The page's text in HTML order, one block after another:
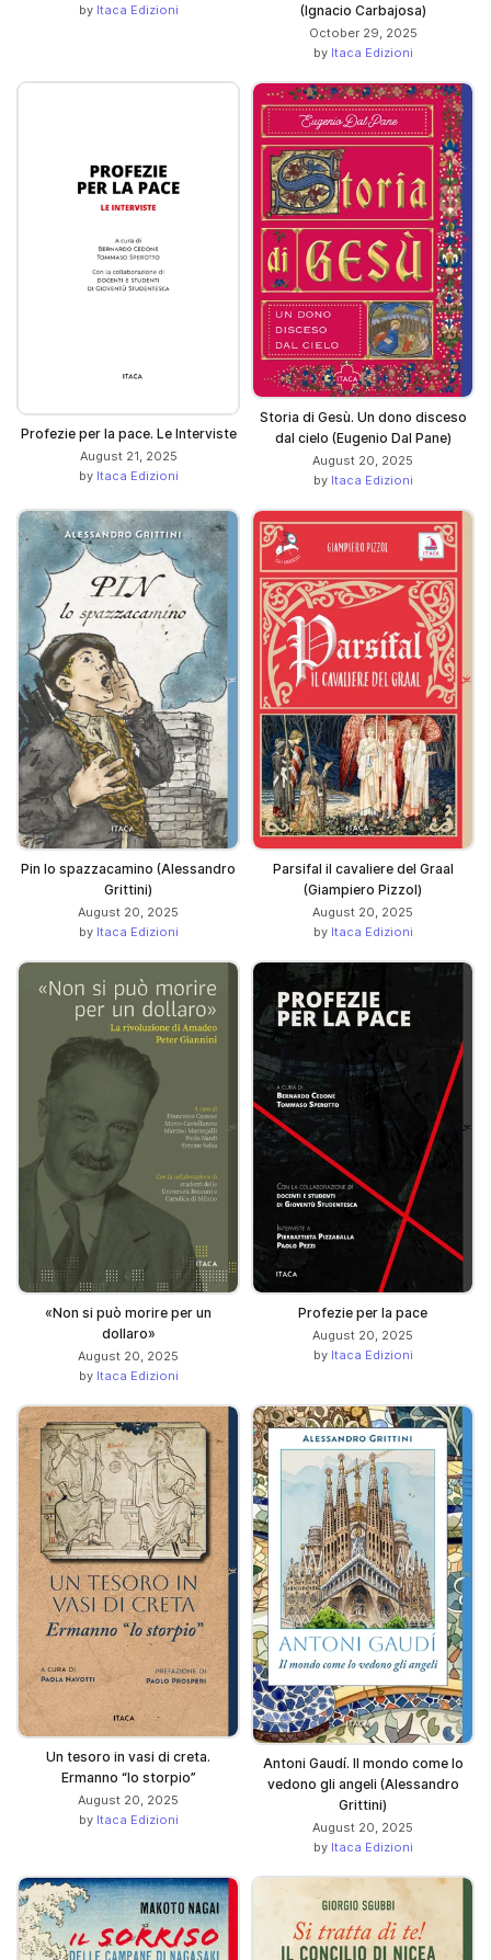
by Itaca Edizioni
(Ignacio Carbajosa)
October 29, 2025
by Itaca Edizioni
Profezie per la pace. Le Interviste
August 21, 2025
by Itaca Edizioni
Storia di Gesù. Un dono disceso
dal cielo (Eugenio Dal Pane)
August 20, 2025
by Itaca Edizioni
Pin lo spazzacamino (Alessandro
Grittini)
August 20, 2025
by Itaca Edizioni
Parsifal il cavaliere del Graal
(Giampiero Pizzol)
August 20, 2025
by Itaca Edizioni
«Non si può morire per un
dollaro»
August 20, 2025
by Itaca Edizioni
Profezie per la pace
August 20, 2025
by Itaca Edizioni
Un tesoro in vasi di creta.
Ermanno “lo storpio”
August 20, 2025
by Itaca Edizioni
Antoni Gaudí. Il mondo come lo
vedono gli angeli (Alessandro
Grittini)
August 20, 2025
by Itaca Edizioni